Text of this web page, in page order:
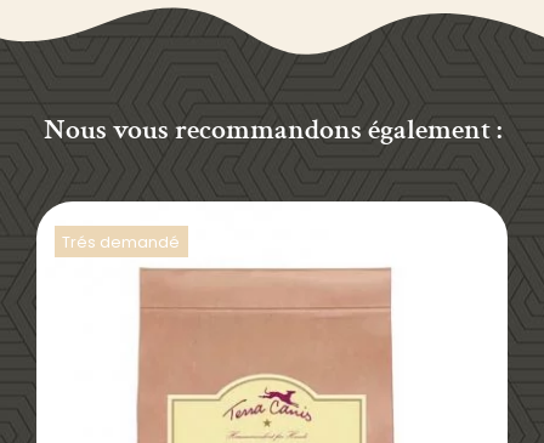
Nous vous recommandons également :
Trés demandé